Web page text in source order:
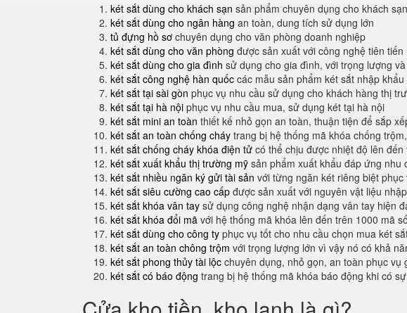
két sắt dùng cho khách sạn sản phẩm chuyên dụng cho khách sạn
két sắt dùng cho ngân hàng an toàn, dung tích sử dụng lớn
tủ đựng hồ sơ chuyên dụng cho văn phòng doanh nghiệp
két sắt dùng cho văn phòng được sản xuất với công nghệ tiên
két sắt dùng cho gia đình sử dụng cho gia đình, với trọng lượng
két sắt công nghệ hàn quốc các mẫu sản phẩm két sắt nhập
két sắt tại sài gòn phục vụ nhu cầu sử dụng cho khách hàng thị
két sắt tại hà nội phục vụ nhu cầu mua, sử dụng két tại hà nội
két sắt mini an toàn thiết kế nhỏ gọn an toàn, thuận tiện để sắp
két sắt an toàn chống cháy trang bị hệ thống mã khóa chống
két sắt chống cháy khóa điện tử có thể chịu được nhiệt độ lên
két sắt xuất khẩu thị trường mỹ sản phẩm xuất khẩu đáp ứng nhu
két sắt nhiều ngăn ký gửi tài sản với từng ngăn két riêng biệt
két sắt siêu cường cao cấp được sản xuất với nguyên vật liệu
két sắt khóa vân tay sử dụng công nghệ nhận dạng vân tay hiện
két sắt khóa đổi mã với hệ thống mã khóa lên đến trên 1000 mã
két sắt dùng cho công ty phục vụ tốt cho nhu cầu chọn mua két
két sắt an toàn chông trộm với trọng lượng lớn vì vậy nó có khả
két sắt phong thủy tài lộc chuyên dụng, nhỏ gọn, an toàn phục vụ
két sắt có báo động trang bị hệ thống mã khóa báo động khi có